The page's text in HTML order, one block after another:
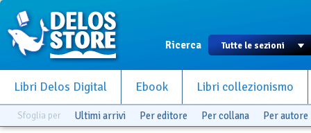
Ricerca
Libri Delos Digital Ebook Libri collezionismo
Sfoglia per Ultimi arrivi Per editore Per collana Per autore